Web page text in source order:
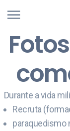
Durante a vida
Recruta
paraquedismo